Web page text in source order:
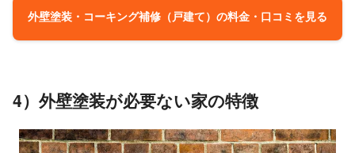
外壁塗装・コーキング補修（戸建て）の料金・口コミを見る
4）外壁塗装が必要ない家の特徴